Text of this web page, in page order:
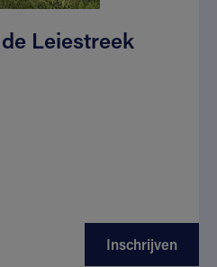
Leiestreek
Inschrijven